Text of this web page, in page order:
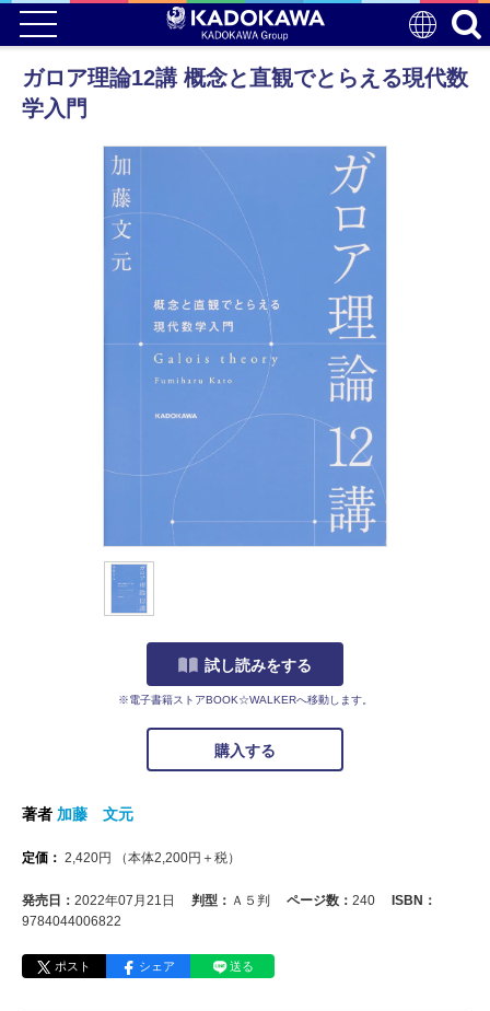
ガロア理論12講 概念と直観でとらえる現代数
学入門
試し読みをする
※電子書籍ストアBOOK☆WALKERへ移動します。
購入する
著者 加藤 文元
定価： 2,420円 （本体2,200円＋税）
発売日： 2022年07月21日 判型： Ａ５判 ページ数： 240
ISBN：
9784044006822
ポスト シェア 送る